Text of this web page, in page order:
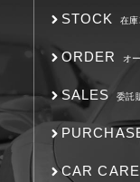
STOCK 在
ORDER オ
SALES 委託
CAR CARE